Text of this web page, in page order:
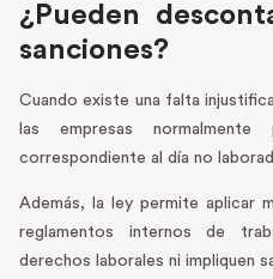
¿Pueden
sanciones?
Cuando existe una falta
las empresas
correspondiente al día no
Además, la ley permite aplicar
reglamentos internos de
derechos laborales ni impliquen